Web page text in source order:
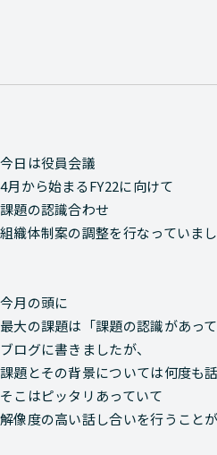
今日は役員会議
4月から始まるFY22に向けて
課題の認識合わせ
組織体制案の調整を行なっていまし
今月の頭に
最大の課題は「課題の認識があっ
ブログに書きましたが、
課題とその背景については何度も
そこはピッタリあっていて
解像度の高い話し合いを行うこと